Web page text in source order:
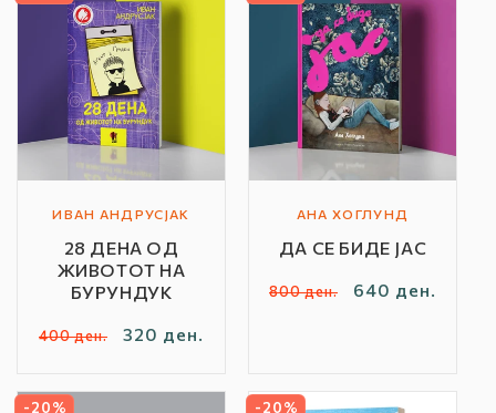
Автор
Бренд:
ИВАН АНДРУСЈАК
28 ДЕНА ОД
ЖИВОТОТ НА
БУРУНДУК
Редовна
400 ден.
Продажна
320 ден.
АвторАНА ХОГЛУНД
ДА СЕ БИДЕ ЈАС
Редовна
800 ден.
Продажна
640 ден.
-20% -20%